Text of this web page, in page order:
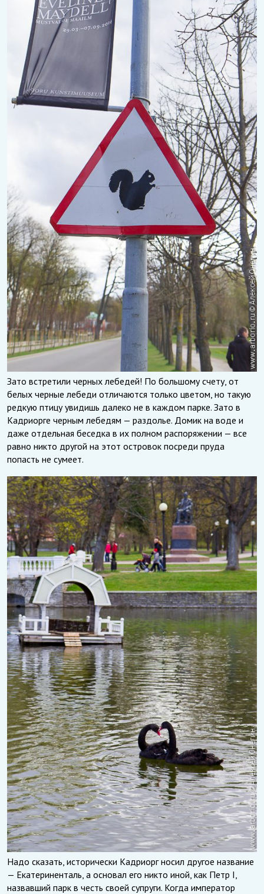
Зато встретили черных лебедей! По большому счету, от
белых черные лебеди отличаются только цветом, но такую
редкую птицу увидишь далеко не в каждом парке. Зато в
Кадриорге черным лебедям — раздолье. Домик на воде и
даже отдельная беседка в их полном распоряжении — все
равно никто другой на этот островок посреди пруда
попасть не сумеет.
Надо сказать, исторически Кадриорг носил другое название
— Екатериненталь, а основал его никто иной, как Петр I,
назвавший парк в честь своей супруги. Когда император